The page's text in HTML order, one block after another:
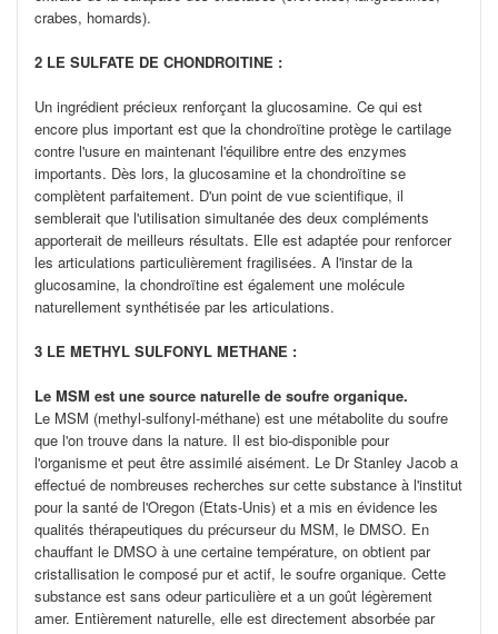
crabes, homards).
2 LE SULFATE DE CHONDROITINE :
Un ingrédient précieux renforçant la glucosamine. Ce qui est
encore plus important est que la chondroïtine protège le cartilage
contre l'usure en maintenant l'équilibre entre des enzymes
importants. Dès lors, la glucosamine et la chondroïtine se
complètent parfaitement. D'un point de vue scientifique, il
semblerait que l'utilisation simultanée des deux compléments
apporterait de meilleurs résultats. Elle est adaptée pour renforcer
les articulations particulièrement fragilisées. A l'instar de la
glucosamine, la chondroïtine est également une molécule
naturellement synthétisée par les articulations.
3 LE METHYL SULFONYL METHANE :
Le MSM est une source naturelle de soufre organique.
Le MSM (methyl-sulfonyl-méthane) est une métabolite du soufre
que l'on trouve dans la nature. Il est bio-disponible pour
l'organisme et peut être assimilé aisément. Le Dr Stanley Jacob a
effectué de nombreuses recherches sur cette substance à l'institut
pour la santé de l'Oregon (Etats-Unis) et a mis en évidence les
qualités thérapeutiques du précurseur du MSM, le DMSO. En
chauffant le DMSO à une certaine température, on obtient par
cristallisation le composé pur et actif, le soufre organique. Cette
substance est sans odeur particulière et a un goût légèrement
amer. Entièrement naturelle, elle est directement absorbée par